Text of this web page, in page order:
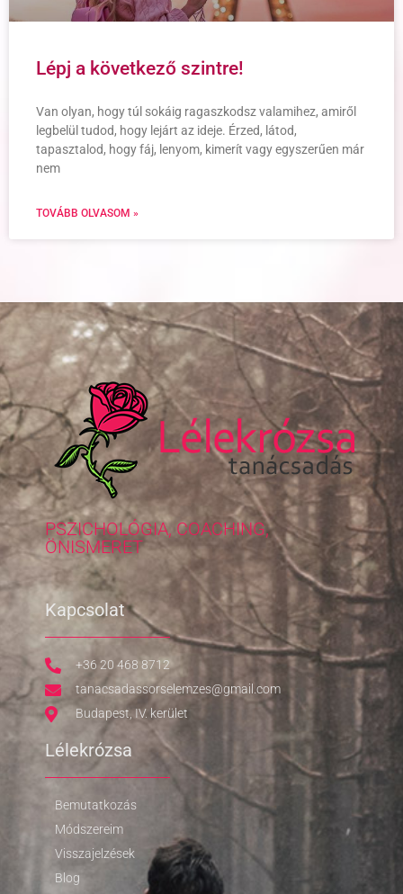
Lépj a következő szintre!
Van olyan, hogy túl sokáig ragaszkodsz valamihez, amiről
legbelül tudod, hogy lejárt az ideje. Érzed, látod,
tapasztalod, hogy fáj, lenyom, kimerít vagy egyszerűen már
nem
TOVÁBB OLVASOM »
PSZICHOLÓGIA, COACHING,
ÖNISMERET
Kapcsolat
+36 20 468 8712
tanacsadassorselemzes@gmail.com
Budapest, IV. kerület
Lélekrózsa
Bemutatkozás
Módszereim
Visszajelzések
Blog